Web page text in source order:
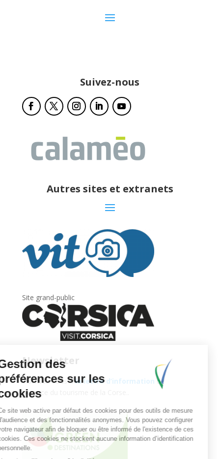
Suivez-nous
Autres sites et extranets
Site grand-public
Newsletter
Inscrivez-vous àla lettre d’information de
l’Agence du tourisme de la Corse.